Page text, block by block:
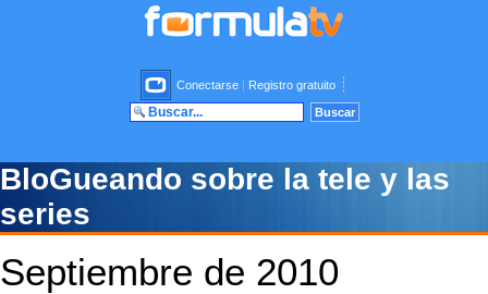
Conectarse | Registro gratuito
BloGueando sobre la tele y las
series
Septiembre de 2010